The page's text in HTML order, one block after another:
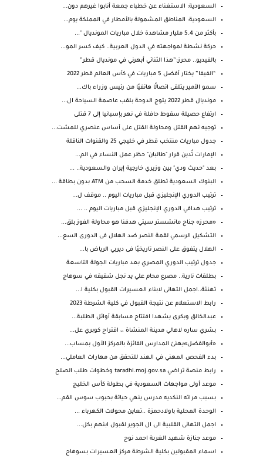
السعودية: الاستغناء عن خطباء جمعة أنابوا غيرهم دون...
السعودية: المناطق المشمولة بالأمطار في المملكة يوم...
بأكثر من 5.4 مليار مشاهدة خلال مباريات المونديال "...
حركة نشطة لمواجهته في الدول العربية.. كيف كسر المو...
بالفيديو.. محرز:”هذا الثنائي أبهرني في مونديال قطر”
“الفيفا” يختار أفضل 5 مباريات في كأس العالم قطر 2022
سمو الأمير يتلقى اتصالًا هاتفيًا من رئيس وزراء باك...
مونديال قطر 2022 يتوج الدوحة بلقب عاصمة السياحة ال...
ارتفاع حصيلة سقوط حافلة في نهر بإسبانيا إلى 7 قتلى
توجيه تهم القتل ومحاولة القتل على أساس عنصري للمشت...
جدول مباريات منتخب قطر في خليجي 25 والقنوات الناقلة
الإمارات تُدين قرار "طالبان" حظر عمل النساء في الم...
بعد "حديث ودي" بين وزيري خارجية إيران والسعودية.. ...
البنوك السعودية تطلق خدمة السحب من ATM بدون بطاقة ...
ترتيب الدوري الإنجليزي قبل مباريات اليوم .. موقف ل...
ترتيب هدافي الدوري الإنجليزي قبل مباريات اليوم .. ...
«محرز» جناح مانشستر سيتي هدفنا هو محاولة الفوز بلق...
التشكيل الرسمي لقمة النصر ضد الهلال فى الدورى السع...
الهلال يتفوق على النصر تاريخيًا فى ديربي الرياض با...
جدول ترتيب الدوري المصري بعد مباريات الجولة التاسعة
بطلقات نارية.. مصرع محام علي يد نجل شقيقه في سوهاج
تهنئة..اجمل التهانى لابناء العسيرات القبول بكلية ا...
رابط الاستعلام عن نتيجة القبول في كلية الشرطة 2023
عبدالخالق وبكرى يشهدا افتتاح مسابقة أوائل الطلبة...
بشري ساره لاهالي مدينة المنشاة ،، اقتراح كوبري عل...
«أبوالفضل»يهنئ المدارس الفائزة بالمركز الأول بمساب...
بدء الفحص المهني في الهند للتحقق من مهارات العاملي...
رابط منصة تراضي taradhi.moj.gov.sa‎ وخطوات طلب الصلح
موعد أولى مواجهات السعودية في بطولة كأس الخليج
بسبب مراته النكديه مدرس ينهي حياتة بحبوب سوس القم...
الوحدة المحلية باولادحمزة ..تعاين محولات الكهرباء ...
اجمل التهانى القلبية الى ال الجوير لقبول ابنهم بكل...
موعد جنازة شهيد الغربة احمد نوح
اسماء المقبولين بكلية الشرطة مركز العسيرات بسوهاج